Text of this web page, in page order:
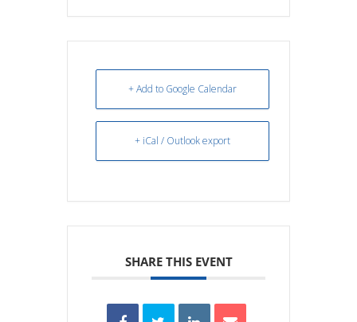
+ Add to Google Calendar
+ iCal / Outlook export
SHARE THIS EVENT